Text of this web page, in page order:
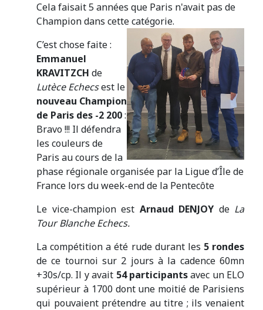
Cela faisait 5 années que Paris n'avait pas de
Champion dans cette catégorie.
C’est chose faite :
Emmanuel
KRAVITZCH de
Lutèce Echecsest le
nouveau Champion
de Paris des -2 200:
Bravo !!! Il défendra
les couleurs de
Paris au cours de la
phase régionale organisée par la Ligue d’Île de
France lors du week-end de la Pentecôte
Le vice-champion est Arnaud DENJOY de La
Tour Blanche Echecs.
La compétition a été rude durant les 5 rondes
de ce tournoi sur 2 jours à la cadence 60mn
+30s/cp. Il y avait 54 participantsavec un ELO
supérieur à 1700 dont une moitié de Parisiens
qui pouvaient prétendre au titre ; ils venaient